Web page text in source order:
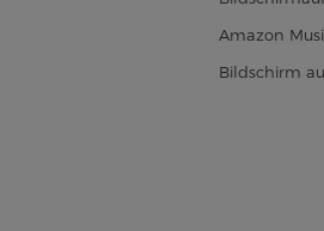
Amazon
Bildschirm